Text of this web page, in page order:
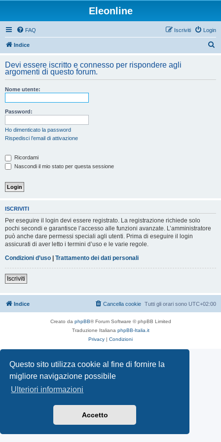
Questo sito utilizza cookie al fine di fornire la
migliore navigazione possibile
Ulteriori informazioni
Accetto
Eleonline
FAQ Login
Iscriviti
Indice
c
Devi essere iscritto e connesso per rispondere agli
argomenti di questo forum.
Nome utente:
Password:
Ho dimenticato la password
Rispedisci l’email di attivazione
Ricordami
Nascondi il mio stato per questa sessione
ISCRIVITI
Per eseguire il login devi essere registrato. La registrazione richiede solo
pochi secondi e garantisce l’accesso alle funzioni avanzate. L’amministratore
può anche dare permessi speciali agli utenti. Prima di eseguire il login
assicurati di aver letto i termini d’uso e le varie regole.
Condizioni d’uso | Trattamento dei dati personali
Iscriviti
Indice Tutti gli orari sono UTC+02:00
Cancella cookie
Creato da phpBB® Forum Software © phpBB Limited
Traduzione Italiana phpBB-Italia.it
Privacy | Condizioni